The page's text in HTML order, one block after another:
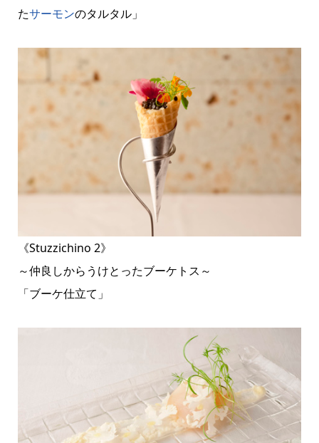
たサーモンのタルタル」
《Stuzzichino 2》
～仲良しからうけとったブーケトス～
「ブーケ仕立て」